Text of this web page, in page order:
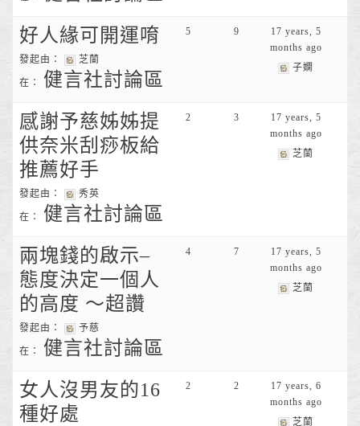
好人緣可開運唷
發起由： 芝蘭
在： 健言社討論區
5 9
17 years, 5
months ago
子嫻
感謝予慈姊姊提
供奈米刮痧板給
推薦好手
發起由： 秀英
在： 健言社討論區
2 3
17 years, 5
months ago
芝蘭
兩塊錢的啟示–
態度決定一個人
的高度 ～超讚
發起由： 予慈
在： 健言社討論區
4 7
17 years, 5
months ago
芝蘭
女人沒男友的16
種好處
2 2
17 years, 6
months ago
芝蘭